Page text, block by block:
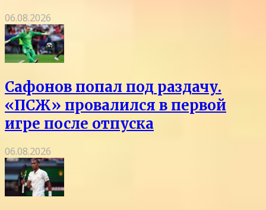
06.08.2026
Сафонов попал под раздачу.
«ПСЖ» провалился в первой
игре после отпуска
06.08.2026